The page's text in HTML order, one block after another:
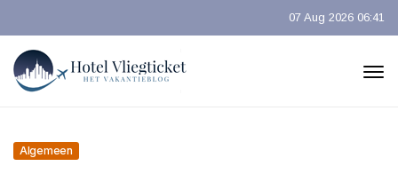
07 Aug 2026 06:41
Algemeen